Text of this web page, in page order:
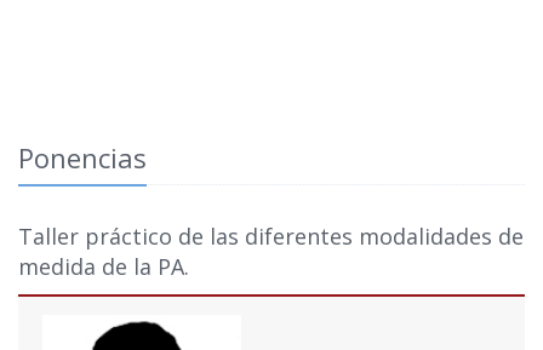
Ponencias
Taller práctico de las diferentes modalidades de
medida de la PA.